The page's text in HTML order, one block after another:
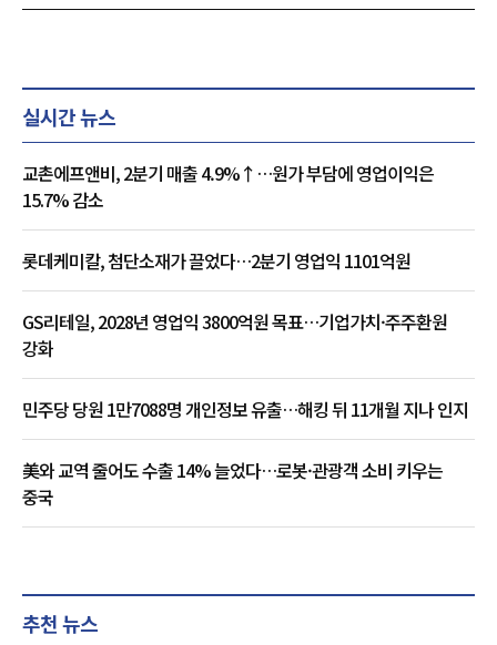
실시간 뉴스
교촌에프앤비, 2분기 매출 4.9%↑…원가 부담에 영업이익은
15.7% 감소
롯데케미칼, 첨단소재가 끌었다…2분기 영업익 1101억원
GS리테일, 2028년 영업익 3800억원 목표…기업가치·주주환원
강화
민주당 당원 1만7088명 개인정보 유출…해킹 뒤 11개월 지나 인지
美와 교역 줄어도 수출 14% 늘었다…로봇·관광객 소비 키우는
중국
추천 뉴스